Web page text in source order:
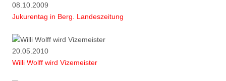
08.10.2009
Jukurentag in Berg. Landeszeitung
20.05.2010
Willi Wolff wird Vizemeister